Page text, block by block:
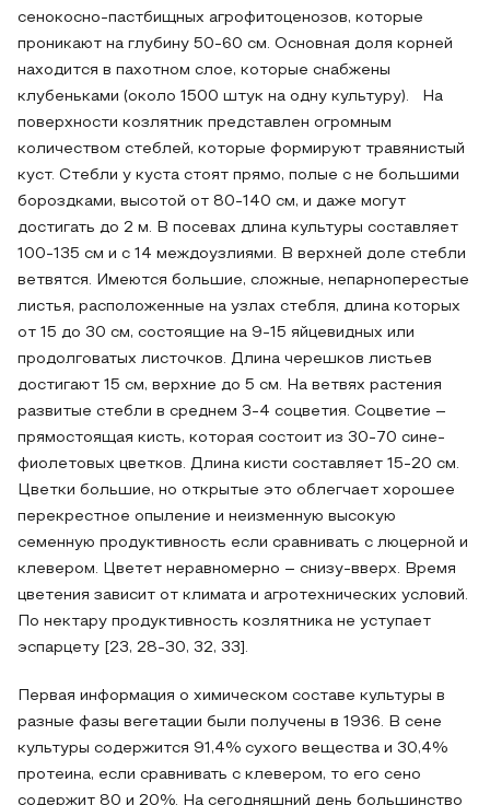
сенокосно-пастбищных агрофитоценозов, которые
проникают на глубину 50-60 см. Основная доля корней
находится в пахотном слое, которые снабжены
клубеньками (около 1500 штук на одну культуру). На
поверхности козлятник представлен огромным
количеством стеблей, которые формируют травянистый
куст. Стебли у куста стоят прямо, полые с не большими
бороздками, высотой от 80-140 см, и даже могут
достигать до 2 м. В посевах длина культуры составляет
100-135 см и с 14 междоузлиями. В верхней доле стебли
ветвятся. Имеются большие, сложные, непарноперестые
листья, расположенные на узлах стебля, длина которых
от 15 до 30 см, состоящие на 9-15 яйцевидных или
продолговатых листочков. Длина черешков листьев
достигают 15 см, верхние до 5 см. На ветвях растения
развитые стебли в среднем 3-4 соцветия. Соцветие –
прямостоящая кисть, которая состоит из 30-70 сине-
фиолетовых цветков. Длина кисти составляет 15-20 см.
Цветки большие, но открытые это облегчает хорошее
перекрестное опыление и неизменную высокую
семенную продуктивность если сравнивать с люцерной и
клевером. Цветет неравномерно – снизу-вверх. Время
цветения зависит от климата и агротехнических условий.
По нектару продуктивность козлятника не уступает
эспарцету [23, 28-30, 32, 33].
Первая информация о химическом составе культуры в
разные фазы вегетации были получены в 1936. В сене
культуры содержится 91,4% сухого вещества и 30,4%
протеина, если сравнивать с клевером, то его сено
содержит 80 и 20%. На сегодняшний день большинство